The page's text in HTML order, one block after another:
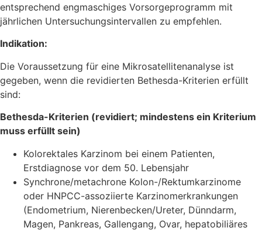
entsprechend engmaschiges Vorsorgeprogramm mit
jährlichen Untersuchungsintervallen zu empfehlen.
Indikation:
Die Voraussetzung für eine Mikrosatellitenanalyse ist
gegeben, wenn die revidierten Bethesda-Kriterien erfüllt
sind:
Bethesda-Kriterien (revidiert; mindestens ein Kriterium
muss erfüllt sein)
Kolorektales Karzinom bei einem Patienten,
Erstdiagnose vor dem 50. Lebensjahr
Synchrone/metachrone Kolon-/Rektumkarzinome
oder HNPCC-assoziierte Karzinomerkrankungen
(Endometrium, Nierenbecken/Ureter, Dünndarm,
Magen, Pankreas, Gallengang, Ovar, hepatobiliäres